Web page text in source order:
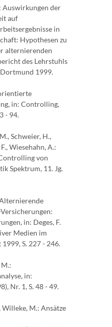
Auswirkungen der
auf
in
Hypothesen zu
alternierenden
des Lehrstuhls
1999.
in: Controlling,
- 94.
Schweier, H.,
Wiesehahn, A.:
von
Spektrum, 11. Jg.
in: Deges, F.
Medien im
S. 227 - 246.
in:
Nr. 1, S. 48 - 49.
Willeke, M.: Ansätze